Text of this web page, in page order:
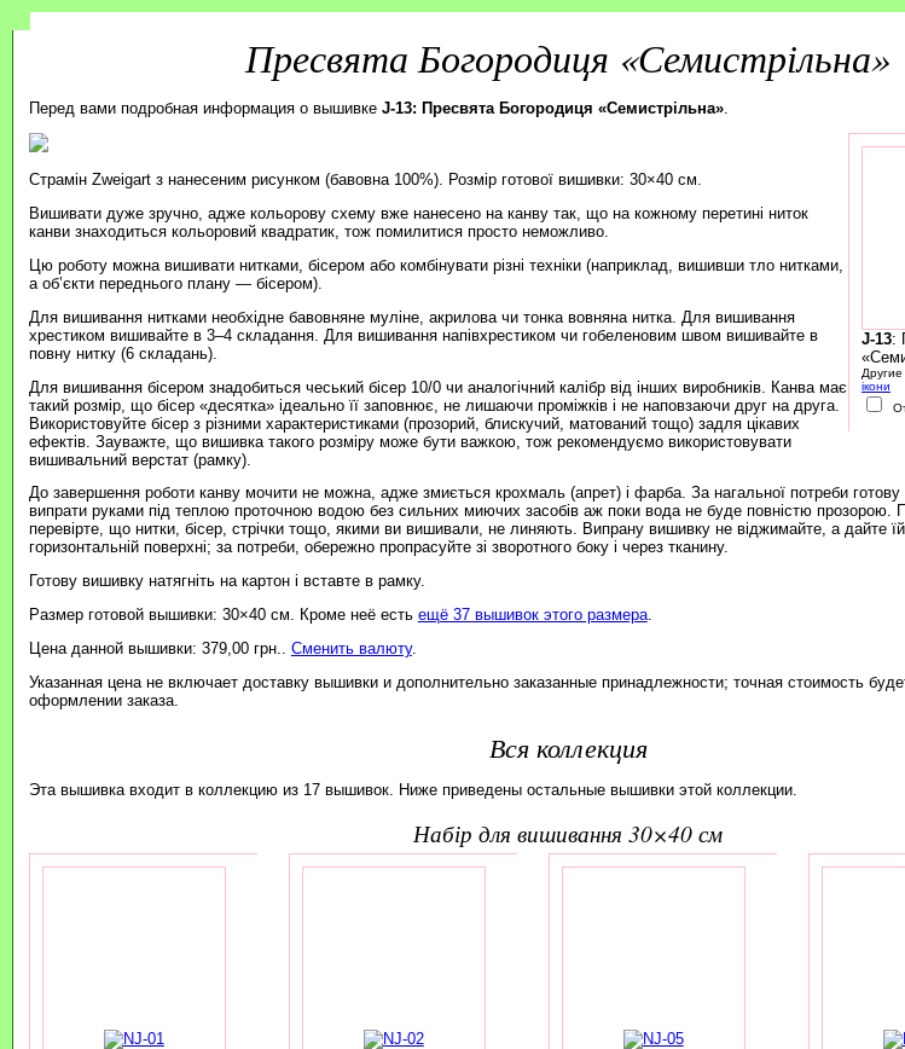
Пресвята Богородиця «Семистрільна»
Перед вами подробная информация о вышивке J-13: Пресвята Богородиця «Семистрільна».
J-13:
ікони
Страмін Zweigart з нанесеним рисунком (бавовна 100%). Розмір готової вишивки: 30×40 см.
Вишивати дуже зручно, адже кольорову схему вже нанесено на канву так, що на кожному перетині ниток
канви знаходиться кольоровий квадратик, тож помилитися просто неможливо.
Цю роботу можна вишивати нитками, бісером або комбінувати різні техніки (наприклад, вишивши тло нитками,
а об’єкти переднього плану — бісером).
Для вишивання нитками необхідне бавовняне муліне, акрилова чи тонка вовняна нитка. Для вишивання
хрестиком вишивайте в 3–4 складання. Для вишивання напівхрестиком чи гобеленовим швом вишивайте в
повну нитку (6 складань).
Для вишивання бісером знадобиться чеський бісер 10/0 чи аналогічний калібр від інших виробників. Канва має
такий розмір, що бісер «десятка» ідеально її заповнює, не лишаючи проміжків і не наповзаючи друг на друга.
Використовуйте бісер з різними характеристиками (прозорий, блискучий, матований тощо) задля цікавих
ефектів. Зауважте, що вишивка такого розміру може бути важкою, тож рекомендуємо використовувати
вишивальний верстат (рамку).
До завершення роботи канву мочити не можна, адже змиється крохмаль (апрет) і фарба. За нагальної потреби
випрати руками під теплою проточною водою без сильних миючих засобів аж поки вода не буде повністю прозорою.
перевірте, що нитки, бісер, стрічки тощо, якими ви вишивали, не линяють. Випрану вишивку не віджимайте, а дайте
горизонтальній поверхні; за потреби, обережно пропрасуйте зі зворотного боку і через тканину.
Готову вишивку натягніть на картон і вставте в рамку.
Размер готовой вышивки: 30×40 см. Кроме неё есть ещё 37 вышивок этого размера.
Цена данной вышивки: 379,00 грн.. Сменить валюту.
Указанная цена не включает доставку вышивки и дополнительно заказанные принадлежности; точная стоимость
оформлении заказа.
Вся коллекция
Эта вышивка входит в коллекцию из 17 вышивок. Ниже приведены остальные вышивки этой коллекции.
набір для вишивання 30×40 см